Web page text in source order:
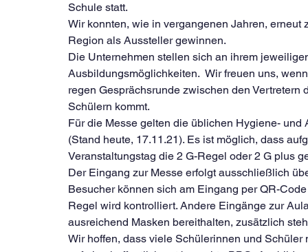
Schule statt.
Wir konnten, wie in vergangenen Jahren,
Region als Aussteller gewinnen.
Die Unternehmen stellen sich an ihrem
Ausbildungsmöglichkeiten.  Wir freuen uns,
regen Gesprächsrunde zwischen den
Schülern kommt.
Für die Messe gelten die üblichen Hygiene-
(Stand heute, 17.11.21). Es ist möglich, dass
Veranstaltungstag die 2 G-Regel oder 2 G plus
Der Eingang zur Messe erfolgt ausschließlich
Besucher können sich am Eingang per QR-
Regel wird kontrolliert. Andere Eingänge zur
ausreichend Masken bereithalten, zusätzlich
Wir hoffen, dass viele Schülerinnen und